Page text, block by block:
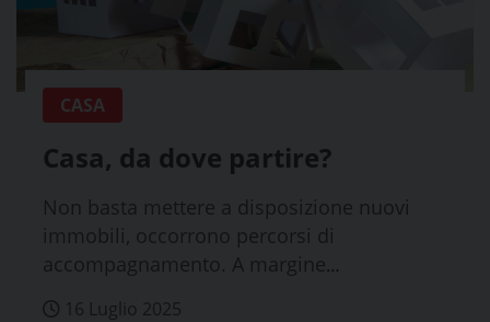
CASA
Casa, da dove partire?
Non basta mettere a disposizione nuovi
immobili, occorrono percorsi di
accompagnamento. A margine
16 Luglio 2025